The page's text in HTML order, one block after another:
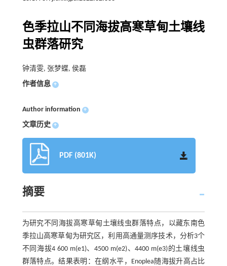
色季拉山不同海拔高寒草甸土壤线
虫群落研究
钟清雯, 张梦蝶, 侯磊
作者信息 +
Author information +
文章历史 +
PDF (801K)
摘要
为研究不同海拔高寒草甸土壤线虫群落特点，以藏东南色
季拉山高寒草甸为研究区，利用高通量测序技术，分析3个
不同海拔4 600 m(e1)、4500 m(e2)、4400 m(e3)的土壤线虫
群落特点。结果表明：在纲水平，Enoplea随海拔升高占比